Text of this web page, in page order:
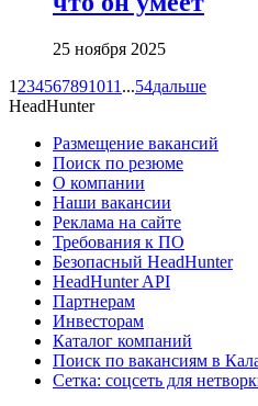
25 ноября 2025
1 234567891011 ...54дальше
HeadHunter
Размещение вакансий
Поиск по резюме
О компании
Наши вакансии
Реклама на сайте
Требования к ПО
Безопасный HeadHunter
HeadHunter API
Партнерам
Инвесторам
Каталог компаний
Поиск по вакансиям в
Сетка: соцсеть для